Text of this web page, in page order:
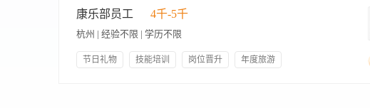
会员使用健身设备，提供基础使用指导及安全提示； 4、处理会员投诉及突
点及管理健身中心物资，确保用品充足； 7、配合部门完成活动推广及会员
（含周末及节假日）； 3、具备基础健身知识或相关工作经验者优先； 4、工
康乐部员工 4千-5千
杭州 | 经验不限 | 学历不限
节日礼物 技能培训 岗位晋升
年度旅游